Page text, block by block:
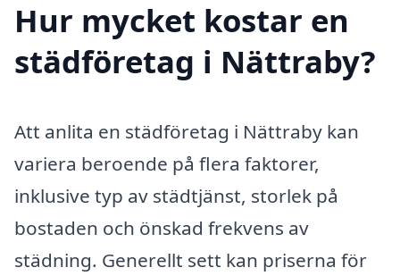
Hur mycket kostar en
städföretag i Nättraby?
Att anlita en städföretag i Nättraby kan
variera beroende på flera faktorer,
inklusive typ av städtjänst, storlek på
bostaden och önskad frekvens av
städning. Generellt sett kan priserna för